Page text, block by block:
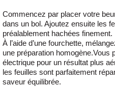
Commencez par placer votre
dans un bol. Ajoutez ensuite les
préalablement hachées finement.
À l’aide d’une fourchette,
une préparation homogène.Vous
électrique pour un résultat plus
les feuilles sont parfaitement
saveur équilibrée.